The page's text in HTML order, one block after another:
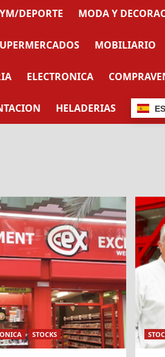
DEPORTE MODA Y
MOBILIARIO
ELECTRONICA
HELADERIAS ES
STOCKS